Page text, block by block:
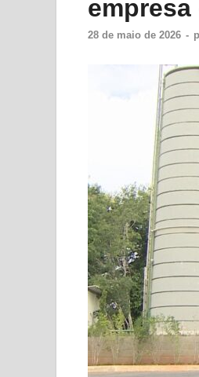
28 de maio de 2026 -